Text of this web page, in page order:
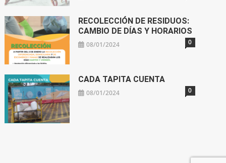
RECOLECCIÓN DE RESIDUOS:
CAMBIO DE DÍAS Y HORARIOS
08/01/2024 0
CADA TAPITA CUENTA
08/01/2024 0